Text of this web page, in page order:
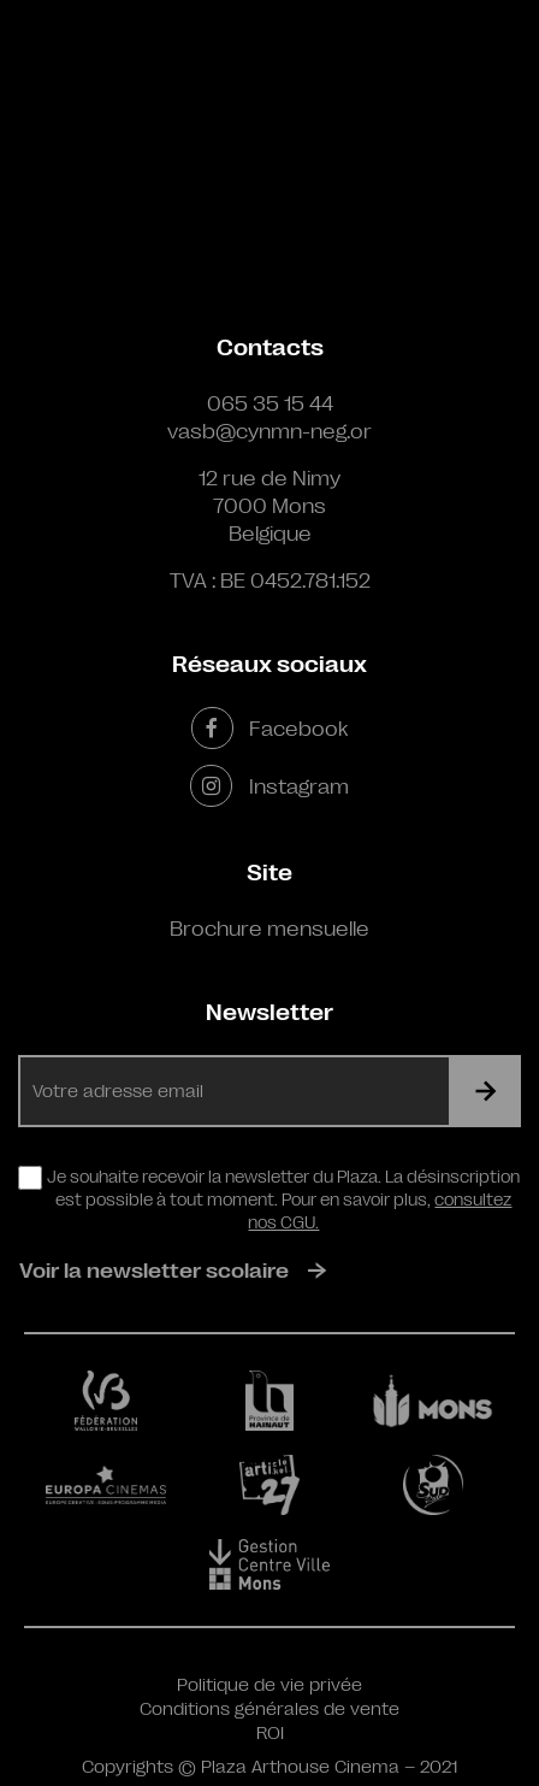
Contacts
065 35 15 44
vasb@cynmn-neg.or
12 rue de Nimy
7000 Mons
Belgique
TVA : BE 0452.781.152
Réseaux sociaux
Facebook
Instagram
Site
Brochure mensuelle
Newsletter
RGPD
Je souhaite recevoir la newsletter du Plaza. La désinscription
est possible à tout moment. Pour en savoir plus,consultez
nos CGU.
Voir la newsletter scolaire
Politique de vie privée
Conditions générales de vente
ROI
Copyrights © Plaza Arthouse Cinema – 2021